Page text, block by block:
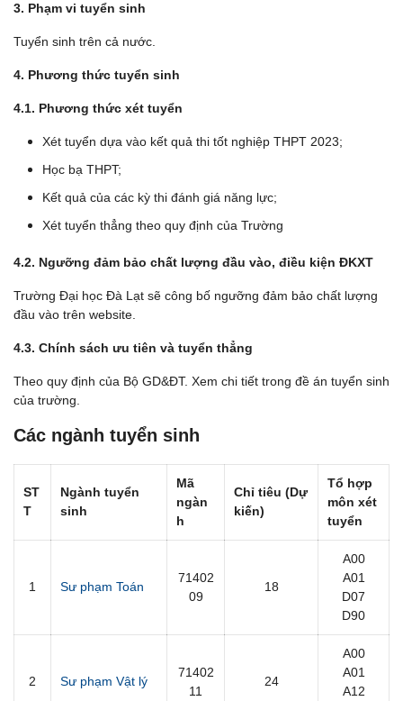
3. Phạm vi tuyển sinh
Tuyển sinh trên cả nước.
4. Phương thức tuyển sinh
4.1. Phương thức xét tuyển
Xét tuyển dựa vào kết quả thi tốt nghiệp THPT 2023;
Học bạ THPT;
Kết quả của các kỳ thi đánh giá năng lực;
Xét tuyển thẳng theo quy định của Trường
4.2. Ngưỡng đảm bảo chất lượng đầu vào, điều kiện ĐKXT
Trường Đại học Đà Lạt sẽ công bố ngưỡng đảm bảo chất lượng
đầu vào trên website.
4.3. Chính sách ưu tiên và tuyển thẳng
Theo quy định của Bộ GD&ĐT. Xem chi tiết trong đề án tuyển sinh
của trường.
Các ngành tuyển sinh
ST
T
Ngành tuyển
sinh
Mã
ngàn
h
Chỉ tiêu (Dự
kiến)
Tổ hợp
môn xét
tuyển
1 Sư phạm Toán
71402
09
18
A00
A01
D07
D90
2 Sư phạm Vật lý
71402
11
24
A00
A01
A12